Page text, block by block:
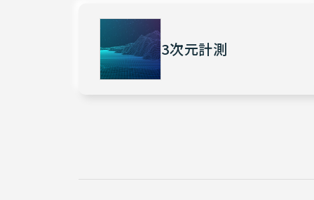
3次元計測